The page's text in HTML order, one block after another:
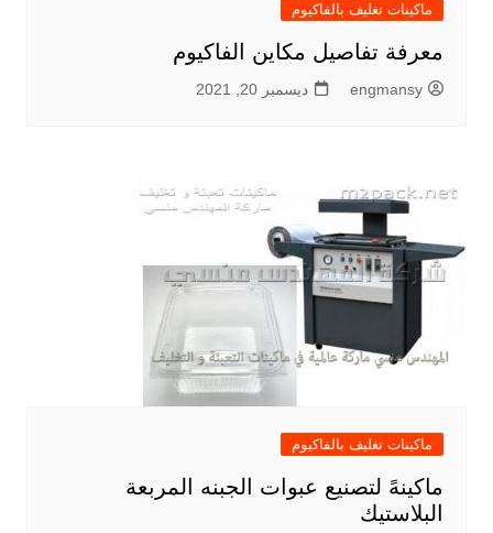
ماكينات تغليف بالفاكيوم
معرفة تفاصيل مكاين الفاكيوم
engmansy ديسمبر 20, 2021
ماكينات تغليف بالفاكيوم
ماكينهً لتصنيع عبوات الجبنه المربعة
البلاستيك